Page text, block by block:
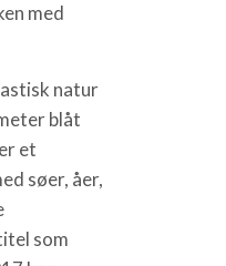
med
natur
blåt
et
søer, åer,
som